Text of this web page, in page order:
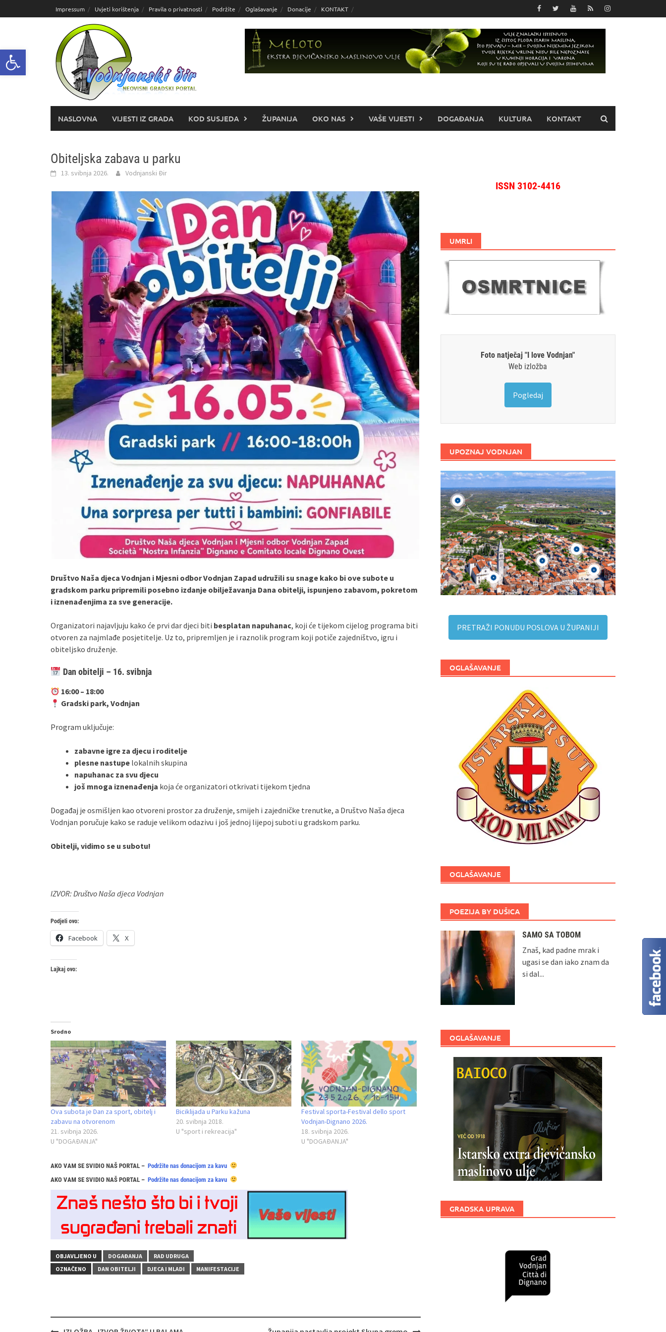
Open toolbar
do
Impressum Uvjeti korištenja Pravila o privatnosti Podržite Oglašavanje Donacije KONTAKT
NASLOVNA VIJESTI IZ GRADA KOD SUSJEDA ŽUPANIJA OKO NAS VAŠE VIJESTI DOGAĐANJA KULTURA KONTAKT
Obiteljska zabava u parku
13. svibnja 2026. Vodnjanski Đir
Društvo Naša djeca Vodnjan i Mjesni odbor Vodnjan Zapad udružili su snage kako bi ove subote u
gradskom parku pripremili posebno izdanje obilježavanja Dana obitelji, ispunjeno zabavom, pokretom
i iznenađenjima za sve generacije.
Organizatori najavljuju kako će prvi dar djeci biti besplatan napuhanac, koji će tijekom cijelog programa biti
otvoren za najmlađe posjetitelje. Uz to, pripremljen je i raznolik program koji potiče zajedništvo, igru i
obiteljsko druženje.
Dan obitelji – 16. svibnja
16:00 – 18:00
Gradski park, Vodnjan
Program uključuje:
zabavne igre za djecu i roditelje
plesne nastupe lokalnih skupina
napuhanac za svu djecu
još mnoga iznenađenja koja će organizatori otkrivati tijekom tjedna
Događaj je osmišljen kao otvoreni prostor za druženje, smijeh i zajedničke trenutke, a Društvo Naša djeca
Vodnjan poručuje kako se raduje velikom odazivu i još jednoj lijepoj suboti u gradskom parku.
Obitelji, vidimo se u subotu!
IZVOR: Društvo Naša djeca Vodnjan
Podjeli ovo:
Facebook X
Lajkaj ovo:
Srodno
Ova subota je Dan za sport, obitelj i
zabavu na otvorenom
21. svibnja 2026.
U "DOGAĐANJA"
Biciklijada u Parku kažuna
20. svibnja 2018.
U "sport i rekreacija"
Festival sporta-Festival dello sport
Vodnjan-Dignano 2026.
18. svibnja 2026.
U "DOGAĐANJA"
AKO VAM SE SVIDIO NAŠ PORTAL – Podržite nas donacijom za kavu
AKO VAM SE SVIDIO NAŠ PORTAL – Podržite nas donacijom za kavu
OBJAVLJENO U DOGAĐANJA
RAD UDRUGA
OZNAČENO
DAN OBITELJI DJECA I MLADI MANIFESTACIJE
ISSN 3102-4416
UMRLI
Foto natječaj "I love Vodnjan"
Web izložba
Pogledaj
UPOZNAJ VODNJAN
PRETRAŽI PONUDU POSLOVA U ŽUPANIJI
OGLAŠAVANJE
OGLAŠAVANJE
POEZIJA BY DUŠICA
SAMO SA TOBOM
Znaš, kad padne mrak i
ugasi se dan iako znam da
si dal...
OGLAŠAVANJE
GRADSKA UPRAVA